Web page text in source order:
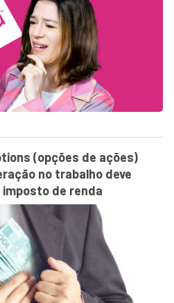
(opções de ações)
no trabalho deve
de renda